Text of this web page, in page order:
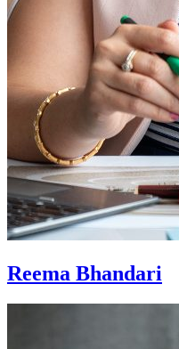
Reema Bhandari